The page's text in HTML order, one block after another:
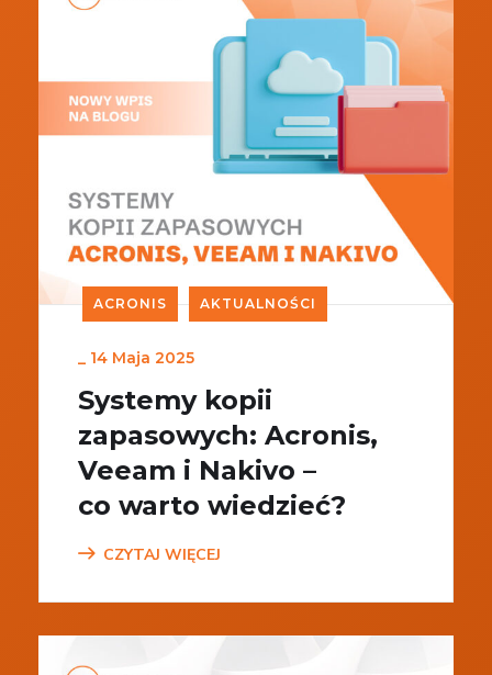
ACRONIS AKTUALNOŚCI
_ 14 Maja 2025
Systemy kopii
zapasowych: Acronis,
Veeam i Nakivo –
co warto wiedzieć?
CZYTAJ WIĘCEJ